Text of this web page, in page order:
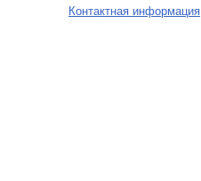
Контактная информация